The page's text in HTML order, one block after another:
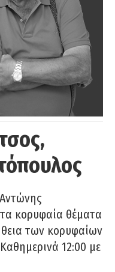
κορυφαία θέματα
των κορυφαίων
12:00 με